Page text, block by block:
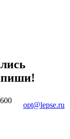
opt@lepse.ru